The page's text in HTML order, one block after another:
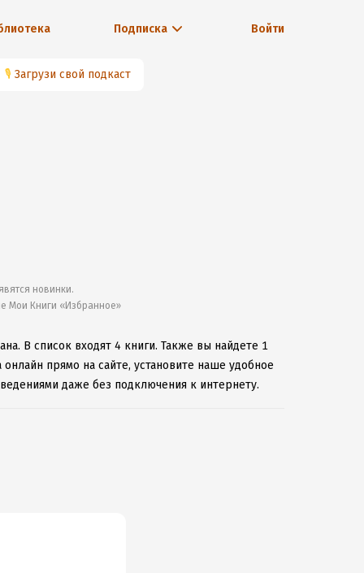
Подписка Войти
🎙 Загрузи свой подкаст
новинки.
Мои Книги «Избранное»
В список входят 4 книги. Также вы найдете 1
прямо на сайте, установите наше удобное
даже без подключения к интернету.